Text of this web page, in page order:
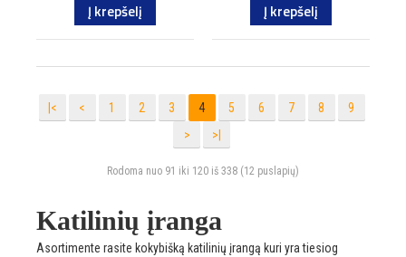
Į krepšelį Į krepšelį
|< < 1 2 3 4 5 6 7 8
9
>
>|
Rodoma nuo 91 iki 120 iš 338 (12 puslapių)
Katilinių įranga
Asortimente rasite kokybišką katilinių įrangą kuri yra tiesiog